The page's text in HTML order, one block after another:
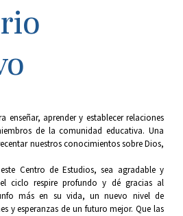
enseñar, aprender y establecer relaciones
de la comunidad educativa. Una
nuestros conocimientos sobre Dios,
Centro de Estudios, sea agradable y
ciclo respire profundo y dé gracias al
más en su vida, un nuevo nivel de
y esperanzas de un futuro mejor. Que las